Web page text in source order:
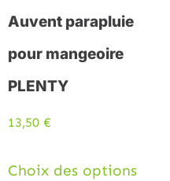
Auvent parapluie
pour mangeoire
PLENTY
13,50 €
Choix des options